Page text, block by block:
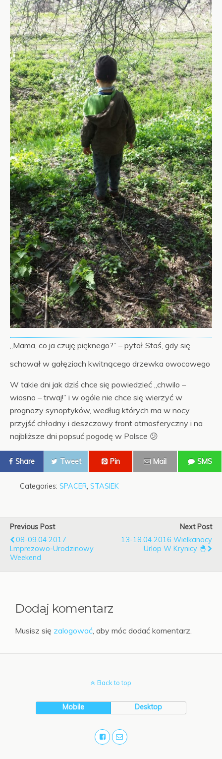
„Mama, co ja czuję pięknego?” – pytał Staś, gdy się
schował w gałęziach kwitnącego drzewka owocowego
W takie dni jak dziś chce się powiedzieć „chwilo –
wiosno – trwaj!” i w ogóle nie chce się wierzyć w
prognozy synoptyków, według których ma w nocy
przyjść chłodny i deszczowy front atmosferyczny i na
najbliższe dni popsuć pogodę w Polsce 😕
Share Tweet Pin Mail SMS
Categories: SPACER, STASIEK
Previous Post
08-09.04.2017
Lmprezowo-Urodzinowy
Weekend
Next Post
13-18.04.2016 Wielkanocy
Urlop W Krynicy 🐣
Dodaj komentarz
Musisz się zalogować, aby móc dodać komentarz.
Back to top
Mobile Desktop